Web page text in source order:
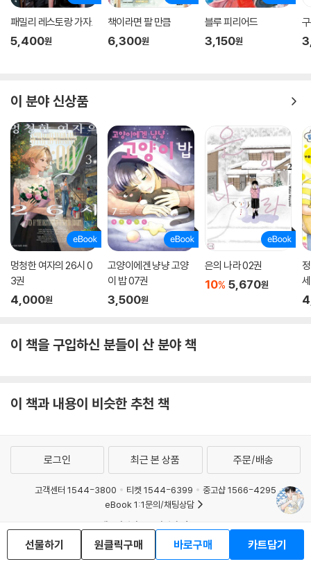
패밀리 레스토랑 가자.
5,400원
책이라면 팔 만큼
6,300원
블루 피리어드
3,150원
이 분야 신상품
멍청한 여자의 26시 0
3권
4,000원
고양이에겐 냥냥 고양
이 밥 07권
3,500원
은의 나라 02권
10% 5,670원
이 책을 구입하신 분들이 산 분야 책
이 책과 내용이 비슷한 추천 책
선물하기 원클릭구매 바로구매 카트담기
로그인 최근 본 상품 주문/배송
고객센터 1544-3800 티켓 1544-6399
중고샵 1566-4295
eBook 1:1문의/채팅상담
예스이십사(주) 사업자 정보
이용약관
개인정보처리방침
청소년보호정책
PC버전
회사소개 거래처관계자께